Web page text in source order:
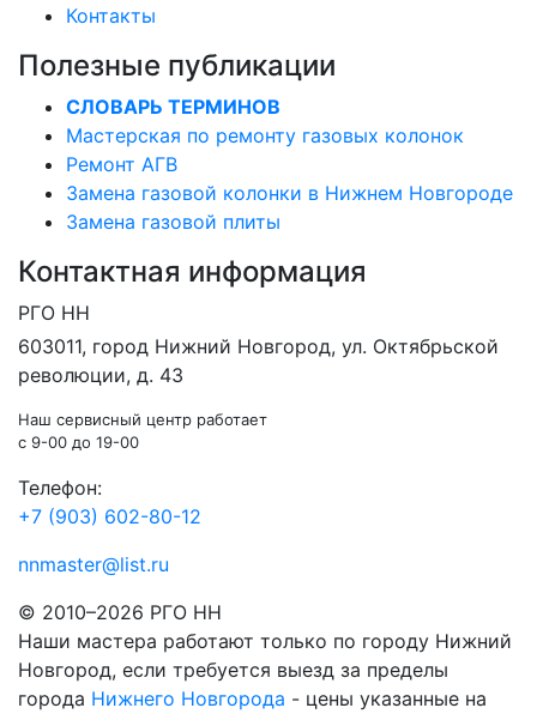
Контакты
Полезные публикации
СЛОВАРЬ ТЕРМИНОВ
Мастерская по ремонту газовых колонок
Ремонт АГВ
Замена газовой колонки в Нижнем Новгороде
Замена газовой плиты
Контактная информация
РГО НН
603011, город Нижний Новгород, ул. Октябрьской
революции, д. 43
Наш сервисный центр работает
c 9-00 до 19-00
Телефон:
+7 (903) 602-80-12
nnmaster@list.ru
© 2010–2026 РГО НН
Наши мастера работают только по городу Нижний
Новгород, если требуется выезд за пределы
города Нижнего Новгорода - цены указанные на